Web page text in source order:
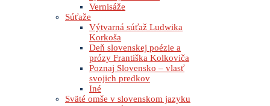
Vernisáže
Súťaže
Výtvarná súťaž Ludwika
Korkoša
Deň slovenskej poézie a
prózy Františka Kolkoviča
Poznaj Slovensko – vlasť
svojich predkov
Iné
Sväté omše v slovenskom jazyku